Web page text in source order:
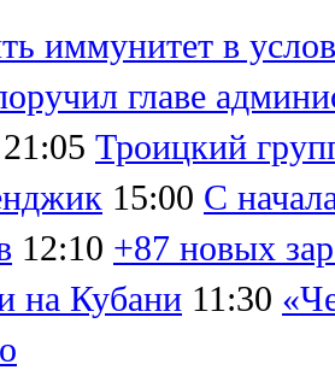
иммунитет в
главе
21:05 Троицкий
15:00 С
12:10 +87 новых
на Кубани 11:30